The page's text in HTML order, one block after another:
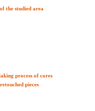
the studied area
process of cores
pieces